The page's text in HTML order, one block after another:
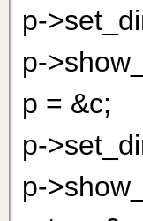
p-
p-
p = &c;
p-
p-